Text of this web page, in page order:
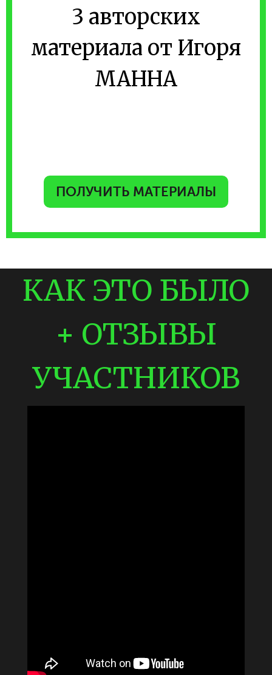
3 авторских
материала от Игоря
МАННА
ПОЛУЧИТЬ МАТЕРИАЛЫ
КАК ЭТО БЫЛО
+ ОТЗЫВЫ
УЧАСТНИКОВ